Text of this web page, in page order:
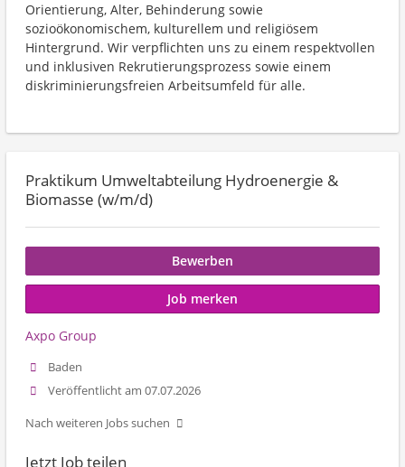
Orientierung, Alter, Behinderung sowie
sozioökonomischem, kulturellem und religiösem
Hintergrund. Wir verpflichten uns zu einem respektvollen
und inklusiven Rekrutierungsprozess sowie einem
diskriminierungsfreien Arbeitsumfeld für alle.
Praktikum Umweltabteilung Hydroenergie &
Biomasse (w/m/d)
Bewerben
Job merken
Axpo Group
Baden
Veröffentlicht am 07.07.2026
Nach weiteren Jobs suchen
Jetzt Job teilen